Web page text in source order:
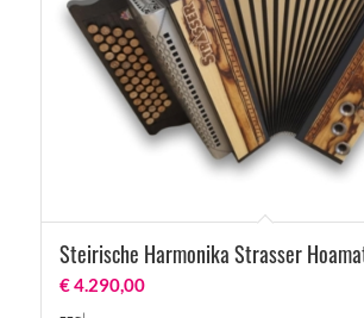
Steirische Harmonika Strasser
€4.290,00